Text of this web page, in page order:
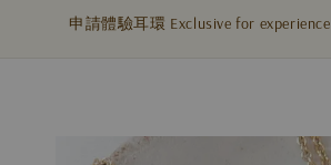
申請體驗耳環 Exclusive for experience